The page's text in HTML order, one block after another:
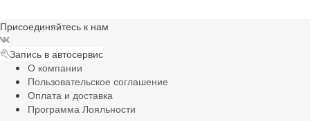
Присоединяйтесь к нам
Запись в автосервис
О компании
Пользовательское соглашение
Оплата и доставка
Программа Лояльности